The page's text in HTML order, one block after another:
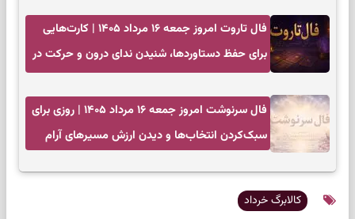
فال تاروت امروز جمعه ۱۶ مرداد ۱۴۰۵ | کارت‌هایی
برای حفظ دستاوردها، شنیدن ندای درون و حرکت در
فال سرنوشت امروز جمعه ۱۶ مرداد ۱۴۰۵ | روزی برای
سبک‌کردن انتخاب‌ها و دیدن ارزش مسیرهای آرام
کالابرگ خرداد